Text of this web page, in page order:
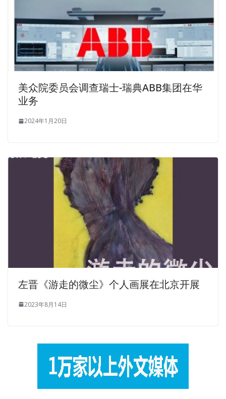
美众院委员会调查瑞士-瑞典ABB集团在华
业务
2024年1月20日
左晋《游走的微尘》个人画展在北京开展
2023年8月14日